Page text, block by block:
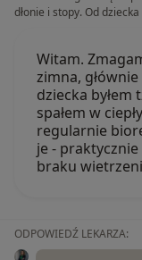
dłonie i stopy. Od dziecka
Witam.
zimna,
dziecka byłem
spałem w
regularnie
je -
braku
ODPOWIEDŹ LEKARZA: